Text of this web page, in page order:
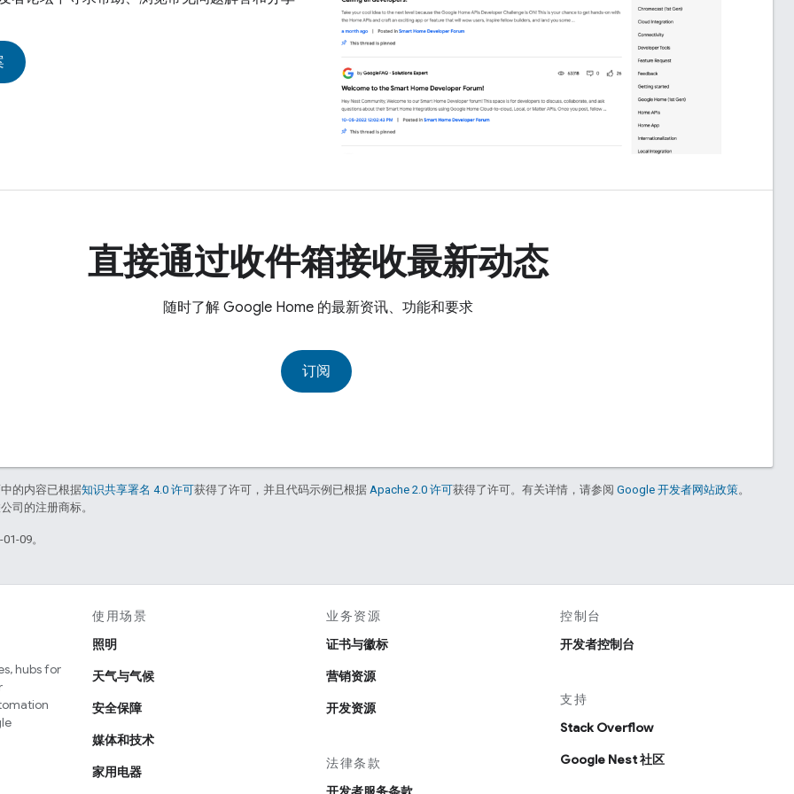
直接通过收件箱接收最新动态
随时了解 Google Home 的最新资讯、功能和要求
订阅
的内容已根据知识共享署名 4.0 许可获得了许可，并且代码示例已根据 Apache 2.0 许可获得了许可。有关详情，请参阅 Google 开发者网站政策。
司的注册商标。
09。
hubs for
使用场景
照明
天气与气候
安全保障
媒体和技术
家用电器
业务资源
证书与徽标
营销资源
开发资源
法律条款
控制台
开发者控制台
支持
Stack Overflow
Google Nest 社区